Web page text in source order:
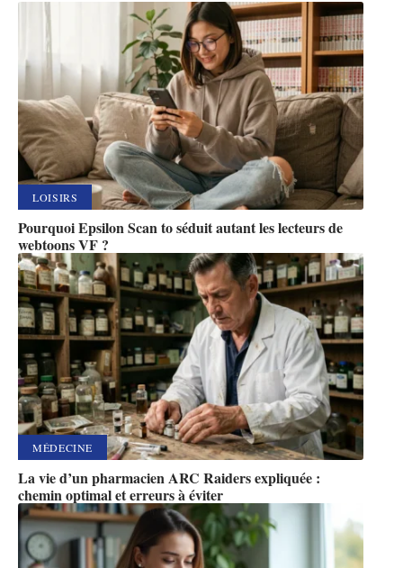
LOISIRS
Pourquoi Epsilon Scan to séduit autant les lecteurs de
webtoons VF ?
MÉDECINE
La vie d’un pharmacien ARC Raiders expliquée :
chemin optimal et erreurs à éviter